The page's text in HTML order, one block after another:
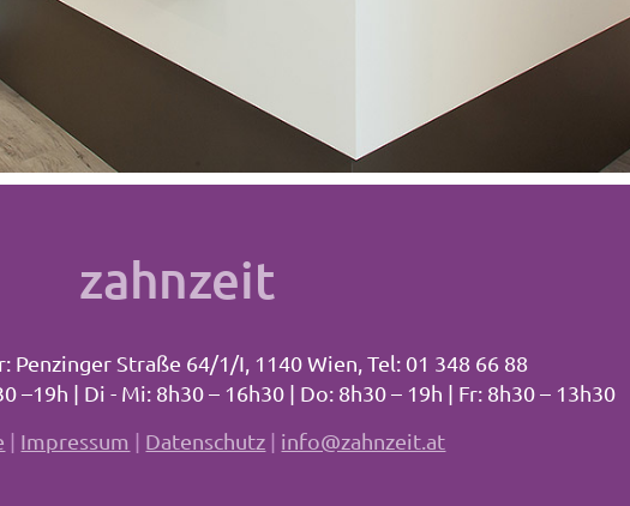
zahnzeit
Penzinger Straße 64/1/I, 1140 Wien,Tel: 01 348 66 88
–19h | Di - Mi: 8h30 – 16h30 | Do: 8h30 – 19h | Fr: 8h30 – 13h30
| Impressum | Datenschutz | info@zahnzeit.at